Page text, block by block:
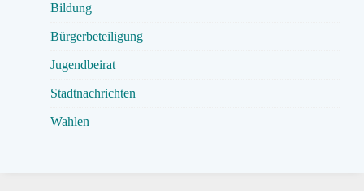
Bildung
Bürgerbeteiligung
Jugendbeirat
Stadtnachrichten
Wahlen